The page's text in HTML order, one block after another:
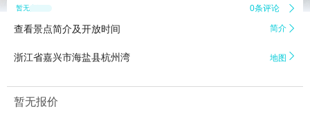
暂无点评 0条评论 
查看景点简介及开放时间 简介 
浙江省嘉兴市海盐县杭州湾 地图 
暂无报价